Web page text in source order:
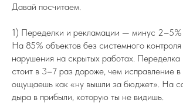
Давай посчитаем.
1) Переделки и рекламации — минус 2–5%
На 85% объектов без системного
нарушения на скрытых работах. Переделка
стоит в 3–7 раз дороже, чем исправление
ощущаешь как «ну вышли за бюджет». На
дыра в прибыли, которую ты не видишь.